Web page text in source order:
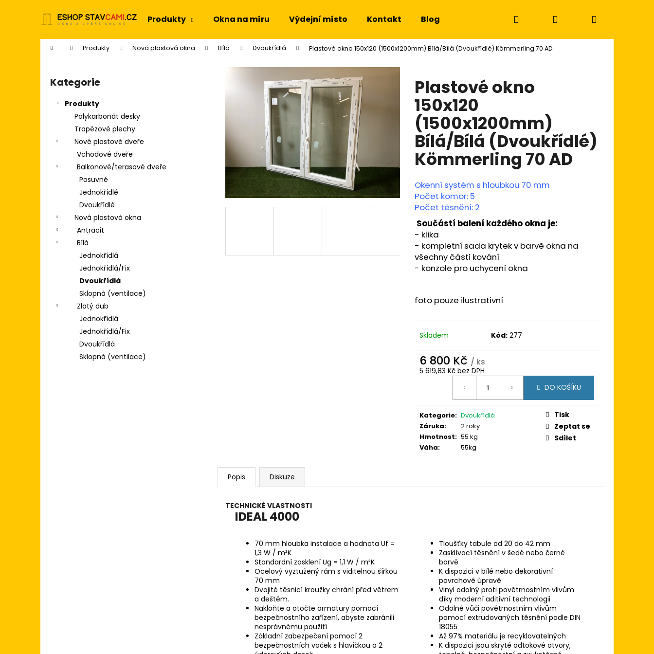
Produkty Okna na míru Výdejní místo Kontakt Blog Hledat PřihlášeníNákupní
Domů Produkty Nová plastová okna Bílá Dvoukřídlá Plastové okno 150x120 (1500x1200mm) Bílá/Bílá (Dvoukřídlé) Kömmerling 70 AD
Přeskočit
kategorie
Kategorie
Produkty
Polykarbonát desky
Trapézové plechy
Nové plastové dveře
Vchodové dveře
Balkonové/terasové dveře
Posuvné
Jednokřídlé
Dvoukřídlé
Nová plastová okna
Antracit
Bílá
Jednokřídlá
Jednokřídlá/Fix
Dvoukřídlá
Sklopná (ventilace)
Zlatý dub
Jednokřídlá
Jednokřídlá/Fix
Dvoukřídlá
Sklopná (ventilace)
Plastové okno
150x120
(1500x1200mm)
Bílá/Bílá (Dvoukřídlé)
Kömmerling 70 AD
Okenní systém s hloubkou 70 mm
Počet komor: 5
Počet těsnění: 2
Součástí balení každého okna je:
- klika
- kompletní sada krytek v barvě okna na
všechny části kování
- konzole pro uchycení okna
foto pouze ilustrativní
Skladem Kód: 277
6 800 Kč / ks
5 619,83 Kč bez DPH
DO KOŠÍKU
Kategorie: Dvoukřídlá
Záruka:
2 roky
Hmotnost: 55 kg
Váha: 55kg
Tisk
Zeptat se
Sdílet
Popis Diskuze
TECHNICKÉ VLASTNOSTI
IDEAL 4000
70 mm hloubka instalace a hodnota Uf =
1,3 W / m²K
Standardní zasklení Ug = 1,1 W / m²K
Ocelový vyztužený rám s viditelnou šířkou
70 mm
Dvojité těsnicí kroužky chrání před větrem
a deštěm.
Nakloňte a otočte armatury pomocí
bezpečnostního zařízení, abyste zabránili
nesprávnému použití
Základní zabezpečení pomocí 2
bezpečnostních vaček s hlavičkou a 2
Tloušťky tabule od 20 do 42 mm
Zasklívací těsnění v šedé nebo černé
barvě
K dispozici v bílé nebo dekorativní
povrchové úpravě
Vinyl odolný proti povětrnostním vlivům
díky moderní aditivní technologii
Odolné vůči povětrnostním vlivům
pomocí extrudovaných těsnění podle DIN
18055
Až 97% materiálu je recyklovatelných
K dispozici jsou skryté odtokové otvory,
Zpět
Zpět
Co potřebujete najít?
HLEDAT
Doporučujeme
POSUVNÉ DVEŘE 200X200
(2000X2000) KLIKA/KLIKA, ZÁMEK,
3SKLO BÍLÁ/BÍLÁ
31 500 Kč
PLASTOVÉ OKNO 100X100
(1000X1000MM) BÍLÁ/BÍLÁ TROJSKLO
KÖMMERLING 76 AD